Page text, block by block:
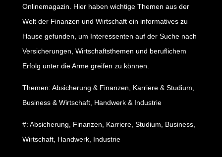
Onlinemagazin. Hier haben wichtige Themen aus der
Welt der Finanzen und Wirtschaft ein informatives zu
Hause gefunden, um Interessenten auf der Suche nach
Versicherungen, Wirtschaftsthemen und beruflichem
Erfolg unter die Arme greifen zu können.
Themen: Absicherung & Finanzen, Karriere & Studium,
Business & Wirtschaft, Handwerk & Industrie
#: Absicherung, Finanzen, Karriere, Studium, Business,
Wirtschaft, Handwerk, Industrie